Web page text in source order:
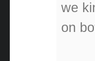
we
on